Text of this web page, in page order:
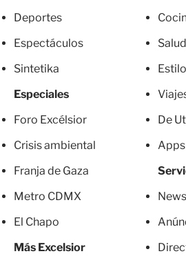
Deportes
Espectáculos
Sintetika
Especiales
Foro Excélsior
Crisis ambiental
Franja de Gaza
Metro CDMX
El Chapo
Más Excelsior
Salud
De
Apps